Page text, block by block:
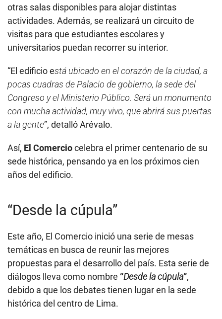
otras salas disponibles para alojar distintas
actividades. Además, se realizará un circuito de
visitas para que estudiantes escolares y
universitarios puedan recorrer su interior.
“El edificio está ubicado en el corazón de la ciudad, a
pocas cuadras de Palacio de gobierno, la sede del
Congreso y el Ministerio Público. Será un monumento
con mucha actividad, muy vivo, que abrirá sus puertas
a la gente”, detalló Arévalo.
Así, El Comerciocelebra el primer centenario de su
sede histórica, pensando ya en los próximos cien
años del edificio.
“Desde la cúpula”
Este año, El Comercio inició una serie de mesas
temáticas en busca de reunir las mejores
propuestas para el desarrollo del país. Esta serie de
diálogos lleva como nombre “Desde la cúpula”,
debido a que los debates tienen lugar en la sede
histórica del centro de Lima.